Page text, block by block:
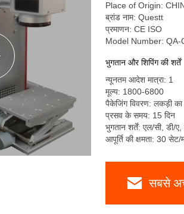
Place of Origin:
ब्रांड नाम: Questt
प्रमाणन: CE ISO
Model Number: QA-
भुगतान और शिपिंग की शर्तें
न्यूनतम आदेश मात्रा: 1
मूल्य: 1800-6800
पैकेजिंग विवरण: लकड़ी का
प्रसव के समय: 15 दिन
भुगतान शर्तें: एल/सी, डी/ए,
आपूर्ति की क्षमता: 30 सेट/
सबसे